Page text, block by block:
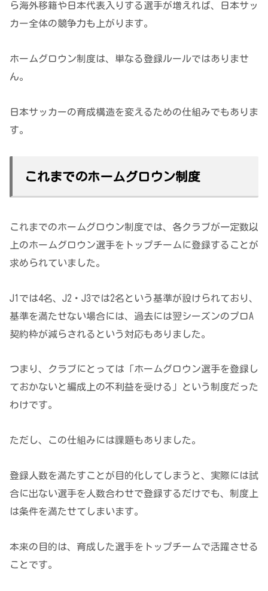
ら海外移籍や日本代表入りする選手が増えれば、日本サッ
カー全体の競争力も上がります。
ホームグロウン制度は、単なる登録ルールではありませ
ん。
日本サッカーの育成構造を変えるための仕組みでもありま
す。
これまでのホームグロウン制度
これまでのホームグロウン制度では、各クラブが一定数以
上のホームグロウン選手をトップチームに登録することが
求められていました。
J1では4名、J2・J3では2名という基準が設けられており、
基準を満たせない場合には、過去には翌シーズンのプロA
契約枠が減らされるという対応もありました。
つまり、クラブにとっては「ホームグロウン選手を登録し
ておかないと編成上の不利益を受ける」という制度だった
わけです。
ただし、この仕組みには課題もありました。
登録人数を満たすことが目的化してしまうと、実際には試
合に出ない選手を人数合わせで登録するだけでも、制度上
は条件を満たせてしまいます。
本来の目的は、育成した選手をトップチームで活躍させる
ことです。